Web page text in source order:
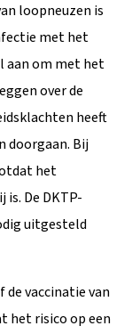
loopneuzen is
met het
aan om met het
over de
heeft
doorgaan. Bij
het
De DKTP-
uitgesteld
de vaccinatie van
het risico op een